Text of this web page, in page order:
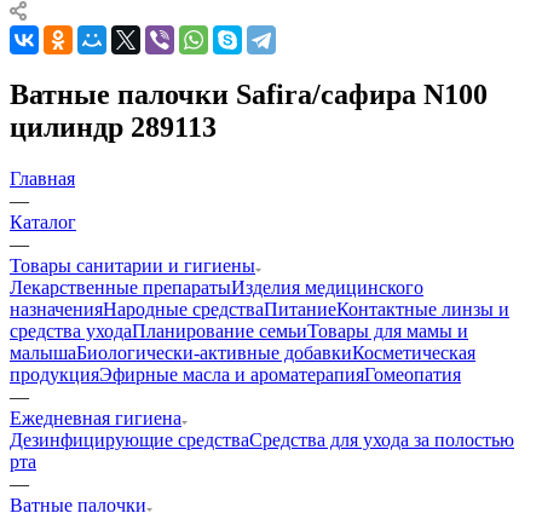
Ватные палочки Safira/сафира N100
цилиндр 289113
Главная
—
Каталог
—
Товары санитарии и гигиены
Лекарственные препаратыИзделия медицинского
назначенияНародные средстваПитаниеКонтактные линзы и
средства уходаПланирование семьиТовары для мамы и
малышаБиологически-активные добавкиКосметическая
продукцияЭфирные масла и ароматерапияГомеопатия
—
Ежедневная гигиена
Дезинфицирующие средстваСредства для ухода за полостью
рта
—
Ватные палочки